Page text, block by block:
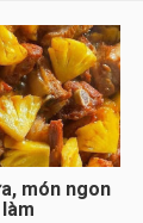
món ngon